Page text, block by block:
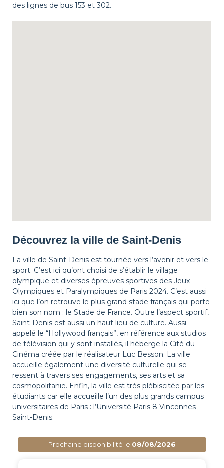
des lignes de bus 153 et 302.
Découvrez la ville de Saint-Denis
La ville de Saint-Denis est tournée vers l’avenir et vers le
sport. C’est ici qu’ont choisi de s’établir le village
olympique et diverses épreuves sportives des Jeux
Olympiques et Paralympiques de Paris 2024. C’est aussi
ici que l’on retrouve le plus grand stade français qui porte
bien son nom : le Stade de France. Outre l’aspect sportif,
Saint-Denis est aussi un haut lieu de culture. Aussi
appelé le “Hollywood français”, en référence aux studios
de télévision qui y sont installés, il héberge la Cité du
Cinéma créée par le réalisateur Luc Besson. La ville
accueille également une diversité culturelle qui se
ressent à travers ses engagements, ses arts et sa
cosmopolitanie. Enfin, la ville est très plébiscitée par les
étudiants car elle accueille l’un des plus grands campus
universitaires de Paris : l’Université Paris 8 Vincennes-
Saint-Denis.
Prochaine disponibilité le 08/08/2026